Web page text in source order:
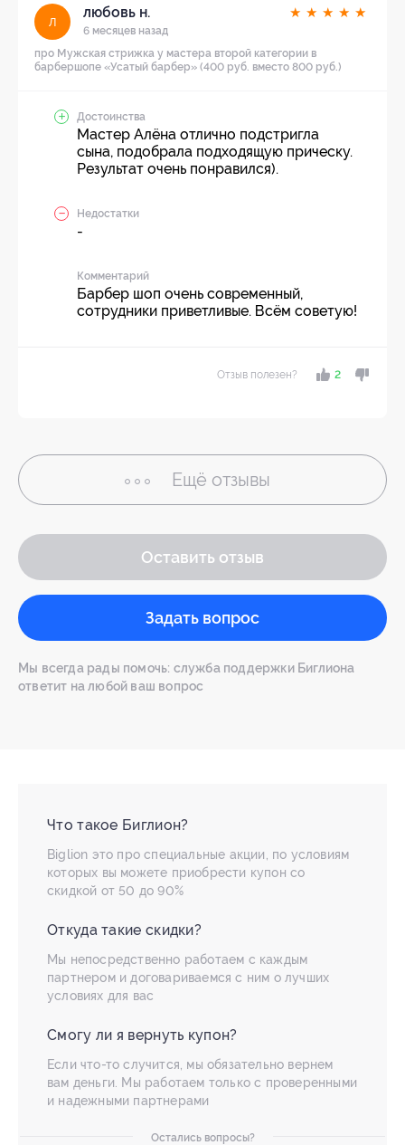
л
любовь н.
6 месяцев назад
★ ★ ★ ★ ★
про Мужская стрижка у мастера второй категории в
барбершопе «Усатый барбер» (400 руб. вместо 800 руб.)
Достоинства
Мастер Алёна отлично подстригла
сына, подобрала подходящую прическу.
Результат очень понравился).
Недостатки
-
Комментарий
Барбер шоп очень современный,
сотрудники приветливые. Всём советую!
Отзыв полезен? 2
Ещё отзывы
Оставить отзыв
Задать вопрос
Мы всегда рады помочь: служба поддержки Биглиона
ответит на любой ваш вопрос
Что такое Биглион?
Biglion это про специальные акции, по условиям
которых вы можете приобрести купон со
скидкой от 50 до 90%
Откуда такие скидки?
Мы непосредственно работаем с каждым
партнером и договариваемся с ним о лучших
условиях для вас
Смогу ли я вернуть купон?
Если что-то случится, мы обязательно вернем
вам деньги. Мы работаем только с проверенными
и надежными партнерами
Остались вопросы?